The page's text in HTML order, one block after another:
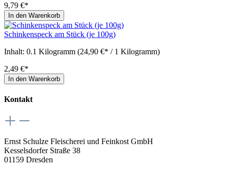
9,79 €*
In den Warenkorb
Schinkenspeck am Stück (je 100g)
Inhalt: 0.1 Kilogramm (24,90 €* / 1 Kilogramm)
2,49 €*
In den Warenkorb
Kontakt
Ernst Schulze Fleischerei und Feinkost GmbH
Kesselsdorfer Straße 38
01159 Dresden